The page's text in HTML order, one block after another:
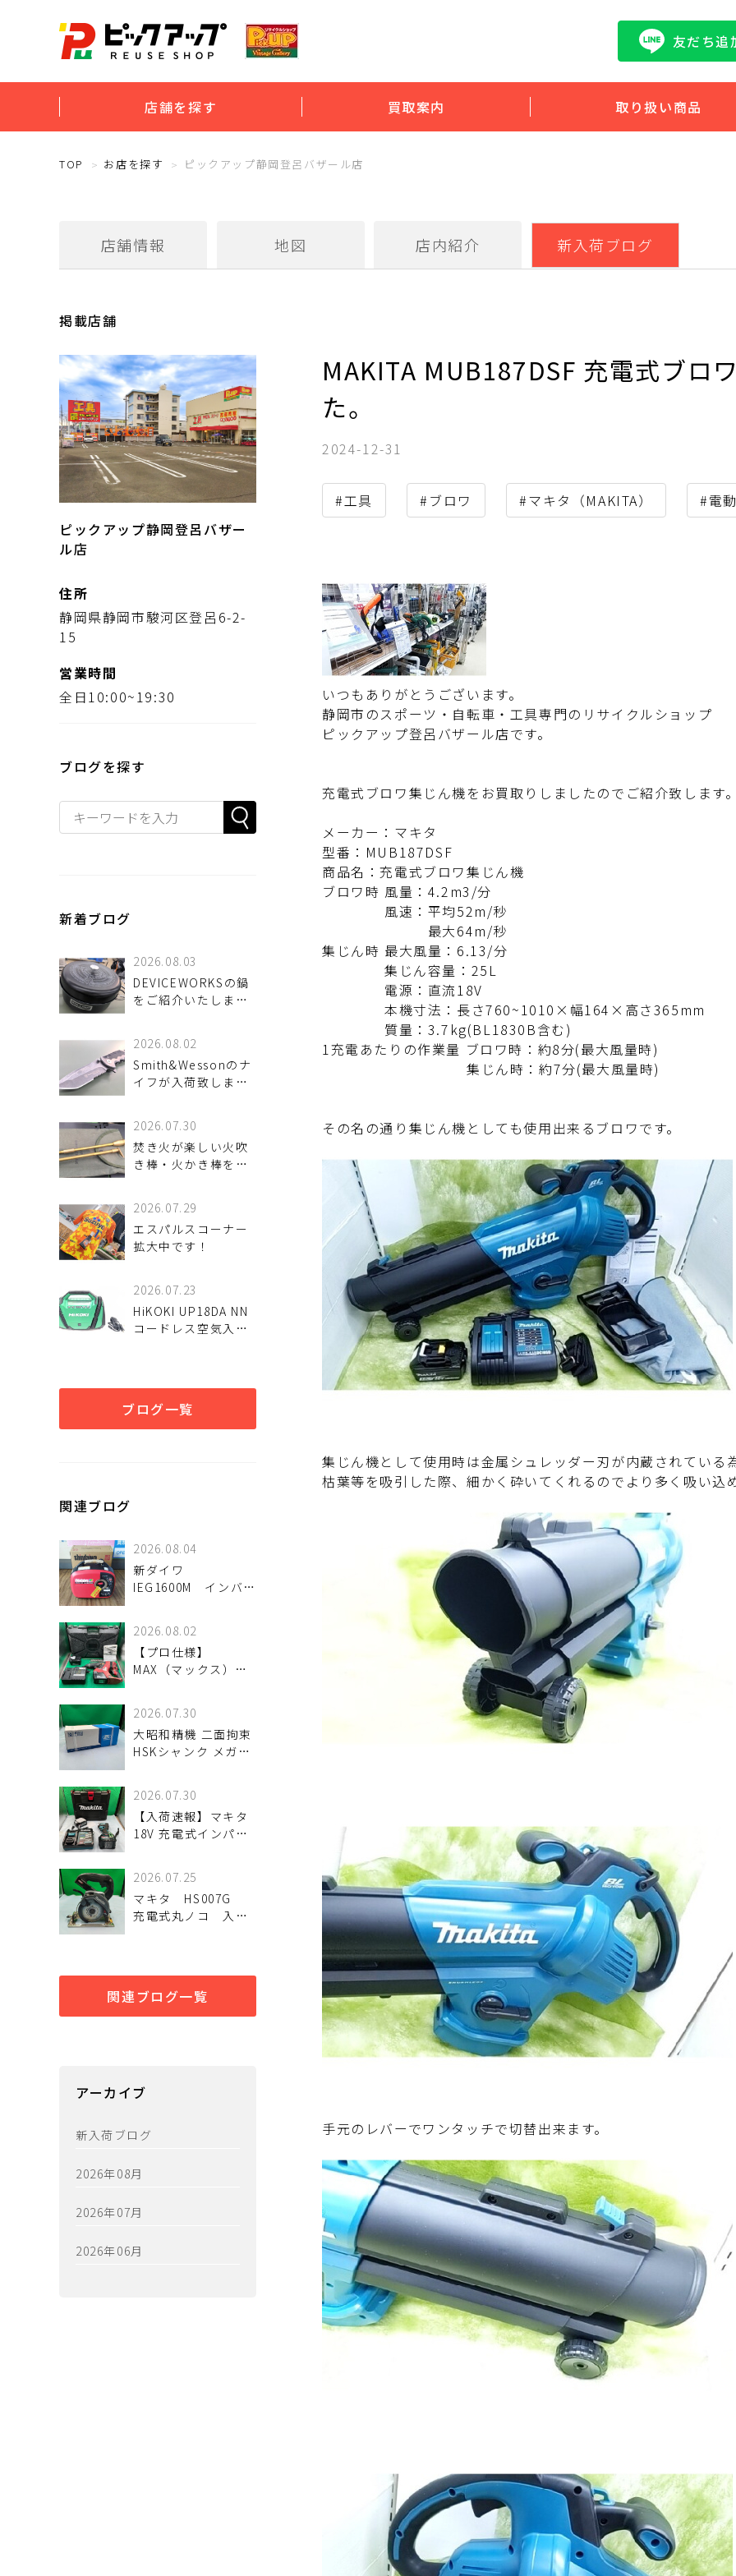
友だち追
店舗を探す 買取案内 取り扱い商品
TOP お店を探す ピックアップ静岡登呂バザール店
店舗情報 地図 店内紹介 新入荷ブログ
掲載店舗
ピックアップ静岡登呂バザー
ル店
住所
静岡県静岡市駿河区登呂6-2-
15
営業時間
全日10:00~19:30
ブログを探す
新着ブログ
2026.08.03
DEVICEWORKSの鍋
をご紹介いたしま
2026.08.02
Smith&Wessonのナ
イフが入荷致しまし
2026.07.30
焚き火が楽しい火吹
き棒・火かき棒をご
2026.07.29
エスパルスコーナー
拡大中です！
2026.07.23
HiKOKI UP18DA NN
コードレス空気入れ
ブログ一覧
関連ブログ
2026.08.04
新ダイワ
IEG1600M インバー
2026.08.02
【プロ仕様】
MAX（マックス）
R266」が入荷。優れ
た穿孔スピードとタ
フなスタミナを検証
解説
2026.07.30
大昭和精機 二面拘束
HSKシャンク メガニ
120 が
2026.07.30
【入荷速報】マキタ
18V 充電式インパク
品
2026.07.25
マキタ HS007G
充電式丸ノコ 入荷
関連ブログ一覧
アーカイブ
新入荷ブログ
2026年08月
2026年07月
2026年06月
MAKITA MUB187DSF 充電式ブロ
た。
2024-12-31
#工具 #ブロワ #マキタ（MAKITA） #電
いつもありがとうございます。
静岡市のスポーツ・自転車・工具専門のリサイクルショップ
ピックアップ登呂バザール店です。
充電式ブロワ集じん機をお買取りしましたのでご紹介致します
メーカー：マキタ
型番： MUB187DSF
商品名：充電式ブロワ集じん機
ブロワ時 風量：4.2m3/分
風速：平均52m/秒
最大64m/秒
集じん時 最大風量：6.13/分
集じん容量：25L
電源：直流18V
本機寸法：長さ760~1010×幅164×高さ365mm
質量：3.7kg(BL1830B含む)
1充電あたりの作業量 ブロワ時：約8分(最大風量時)
集じん時：約7分(最大風量時)
その名の通り集じん機としても使用出来るブロワです。
集じん機として使用時は金属シュレッダー刃が内蔵されている
枯葉等を吸引した際、細かく砕いてくれるのでより多く吸い込
手元のレバーでワンタッチで切替出来ます。